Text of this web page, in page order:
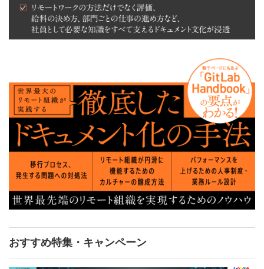
おすすめ特集・キャンペーン